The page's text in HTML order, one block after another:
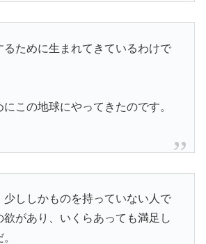
るために生まれてきているわけで
この地球にやってきたのです。
少ししかものを持っていない人で
欲があり、いくらあっても満足し